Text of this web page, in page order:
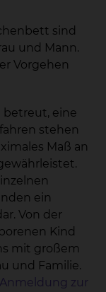
sind
und Mann.
Vorgehen
betreut, eine
stehen
Maß an
ein
Von der
Kind
mit großem
und Familie.
zur